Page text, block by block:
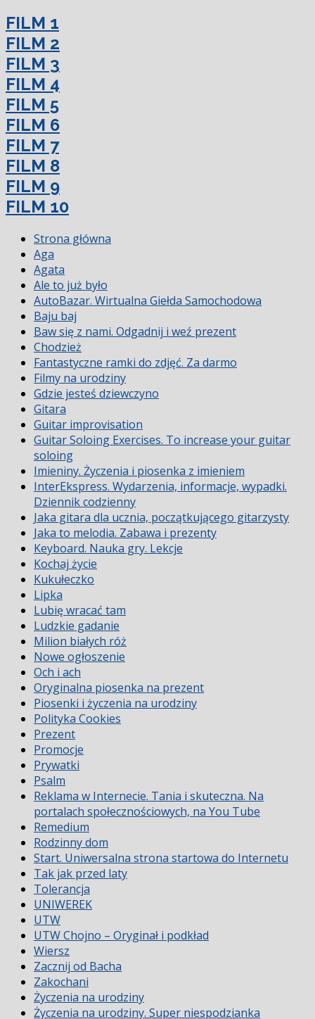
FILM 1
FILM 2
FILM 3
FILM 4
FILM 5
FILM 6
FILM 7
FILM 8
FILM 9
FILM 10
Strona główna
Aga
Agata
Ale to już było
AutoBazar. Wirtualna Giełda Samochodowa
Baju baj
Baw się z nami. Odgadnij i weź prezent
Chodzież
Fantastyczne ramki do zdjęć. Za darmo
Filmy na urodziny
Gdzie jesteś dziewczyno
Gitara
Guitar improvisation
Guitar Soloing Exercises. To increase your guitar
soloing
Imieniny. Życzenia i piosenka z imieniem
InterEkspress. Wydarzenia, informacje, wypadki.
Dziennik codzienny
Jaka gitara dla ucznia, początkującego gitarzysty
Jaka to melodia. Zabawa i prezenty
Keyboard. Nauka gry. Lekcje
Kochaj życie
Kukułeczko
Lipka
Lubię wracać tam
Ludzkie gadanie
Milion białych róż
Nowe ogłoszenie
Och i ach
Oryginalna piosenka na prezent
Piosenki i życzenia na urodziny
Polityka Cookies
Prezent
Promocje
Prywatki
Psalm
Reklama w Internecie. Tania i skuteczna. Na
portalach społecznościowych, na You Tube
Remedium
Rodzinny dom
Start. Uniwersalna strona startowa do Internetu
Tak jak przed laty
Tolerancja
UNIWEREK
UTW
UTW Chojno – Oryginał i podkład
Wiersz
Zacznij od Bacha
Zakochani
Życzenia na urodziny
Życzenia na urodziny. Super niespodzianka